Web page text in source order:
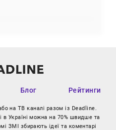
Блог Рейтинги
на ТВ каналі разом із Deadline.
в Україні можна на 70% швидше та
ЗМІ збирають ідеї та коментарі